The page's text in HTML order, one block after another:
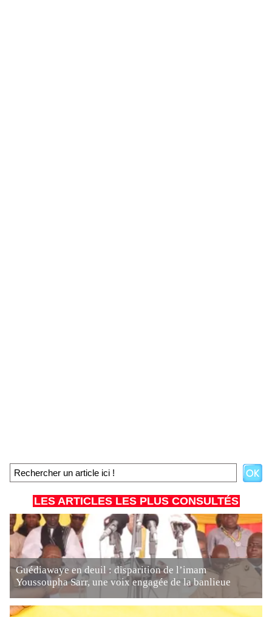
LES ARTICLES LES PLUS CONSULTÉS
Guédiawaye en deuil : disparition de l’imam
Youssoupha Sarr, une voix engagée de la banlieue